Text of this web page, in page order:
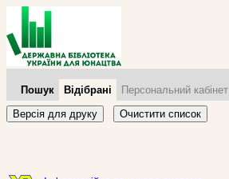
Пошук Відібрані
Персональний кабінет
Версія для друку
Очистити список